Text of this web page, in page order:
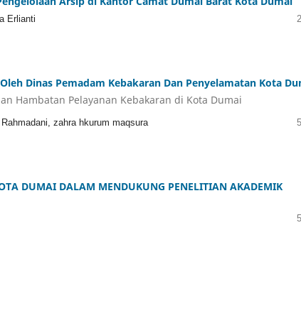
Erlianti
Dinas Pemadam Kebakaran Dan Penyelamatan Kota
Hambatan Pelayanan Kebakaran di Kota Dumai
zahra hkurum maqsura
DUMAI DALAM MENDUKUNG PENELITIAN AKADEMIK